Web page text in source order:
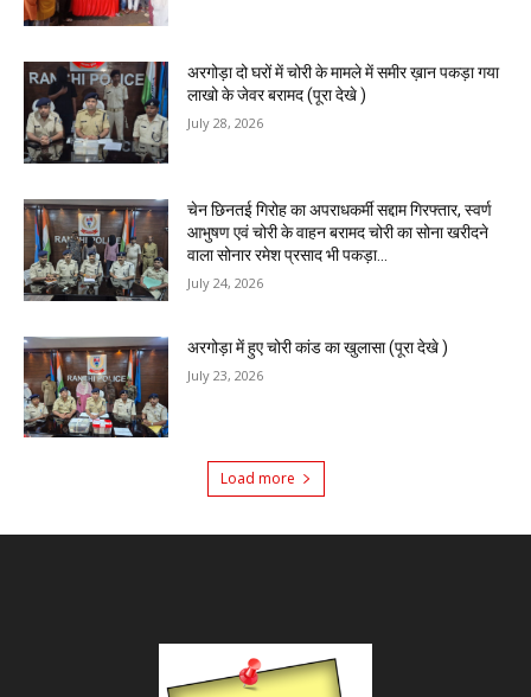
अरगोड़ा दो घरों में चोरी के मामले में समीर ख़ान पकड़ा गया
लाखो के जेवर बरामद (पूरा देखे )
July 28, 2026
चेन छिनतई गिरोह का अपराधकर्मी सद्दाम गिरफ्तार, स्वर्ण
आभुषण एवं चोरी के वाहन बरामद चोरी का सोना खरीदने
वाला सोनार रमेश प्रसाद भी पकड़ा...
July 24, 2026
अरगोड़ा में हुए चोरी कांड का खुलासा (पूरा देखे )
July 23, 2026
Load more